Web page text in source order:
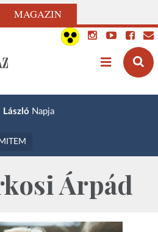
MAGAZIN
László Napja
MITEM
Árpád